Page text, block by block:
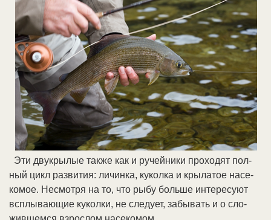
Эти дву­кры­лые так­же как и ру­чей­ни­ки про­хо­дят пол­
ный цикл раз­ви­тия: ли­чин­ка, ку­кол­ка и кры­ла­тое на­се­
ко­мое. Не­смот­ря на то, что ры­бу боль­ше ин­те­ре­су­ют
всплы­ваю­щие ку­кол­ки, не сле­ду­ет, за­бы­вать и о сло­